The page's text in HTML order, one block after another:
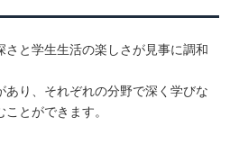
さと学生生活の楽しさが見事に調和
あり、それぞれの分野で深く学びな
とができます。